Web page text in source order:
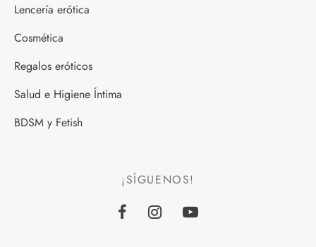
Lencería erótica
Cosmética
Regalos eróticos
Salud e Higiene Íntima
BDSM y Fetish
¡SÍGUENOS!